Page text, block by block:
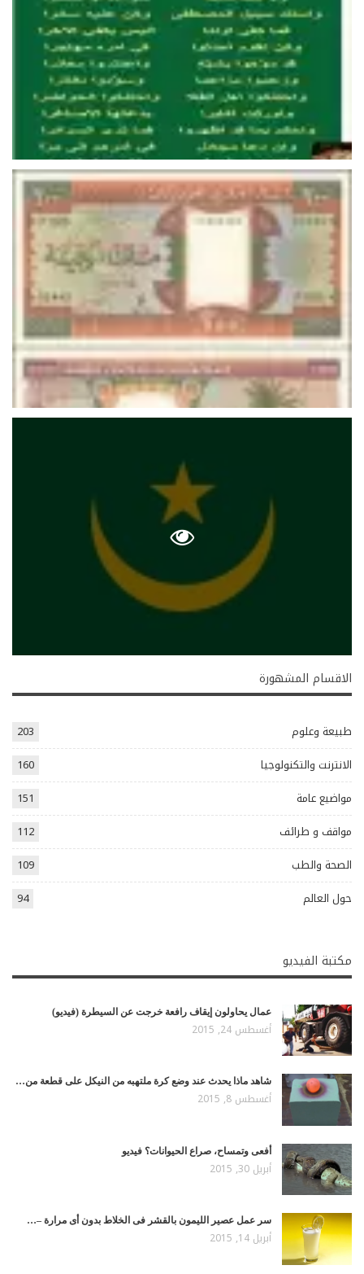
الاقسام المشهورة
طبيعة وعلوم
203
الانترنت والتكنولوجيا
160
مواضيع عامة
151
مواقف و طرائف
112
الصحة والطب
109
حول العالم
94
مكتبة الفيديو
عمال يحاولون إيقاف رافعة خرجت عن السيطرة (فيديو)
أغسطس 24, 2015
شاهد ماذا يحدث عند وضع كرة ملتهبه من النيكل على قطعة من…
أغسطس 8, 2015
أفعى وتمساح، صراع الحيوانات؟ فيديو
أبريل 30, 2015
سر عمل عصير الليمون بالقشر فى الخلاط بدون أى مرارة –…
أبريل 14, 2015